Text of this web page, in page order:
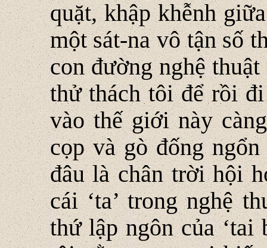
quặt, khập khễnh
một sát-na vô tận số
con đường nghệ
thử thách tôi để rồi
vào thế giới này
cọp và gò đống
đâu là chân trời hội
cái ‘ta’ trong nghệ
thứ lập ngôn của ‘tai